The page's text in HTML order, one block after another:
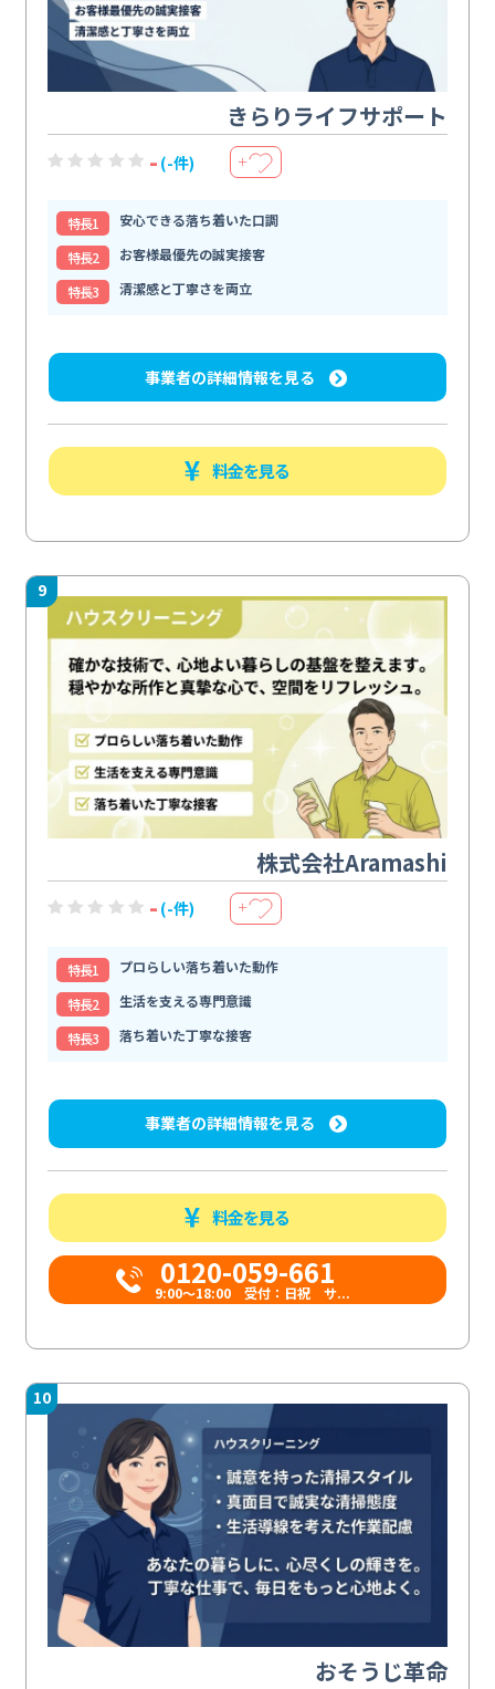
きらりライフサポート
- (-件) ＋
特⻑1
安心できる落ち着いた口調
特⻑2
お客様最優先の誠実接客
特⻑3
清潔感と丁寧さを両立
事業者の詳細情報を見る
料金を見る
9
株式会社Aramashi
- (-件) ＋
特⻑1
プロらしい落ち着いた動作
特⻑2
生活を支える専門意識
特⻑3
落ち着いた丁寧な接客
事業者の詳細情報を見る
料金を見る
0120-059-661
9:00〜18:00 受付：日祝 サ...
10
おそうじ革命